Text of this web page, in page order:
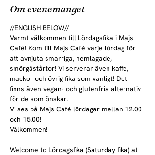
Om evenemanget
//ENGLISH BELOW//
Varmt välkommen till Lördagsfika i Majs
Café! Kom till Majs Café varje lördag för
att avnjuta smarriga, hemlagade,
smörgåstårtor! Vi serverar även kaffe,
mackor och övrig fika som vanligt! Det
finns även vegan- och glutenfria alternativ
för de som önskar.
Vi ses på Majs Café lördagar mellan 12.00
och 15.00!
Välkommen!
Welcome to Lördagsfika (Saturday fika) at